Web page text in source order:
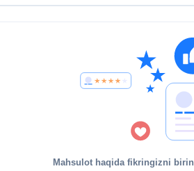
Mahsulot haqida fikringizni